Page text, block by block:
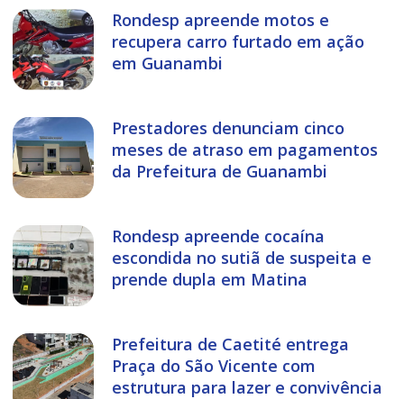
Rondesp apreende motos e
recupera carro furtado em ação
em Guanambi
Prestadores denunciam cinco
meses de atraso em pagamentos
da Prefeitura de Guanambi
Rondesp apreende cocaína
escondida no sutiã de suspeita e
prende dupla em Matina
Prefeitura de Caetité entrega
Praça do São Vicente com
estrutura para lazer e convivência